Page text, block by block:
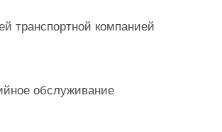
транспортной компанией
обслуживание